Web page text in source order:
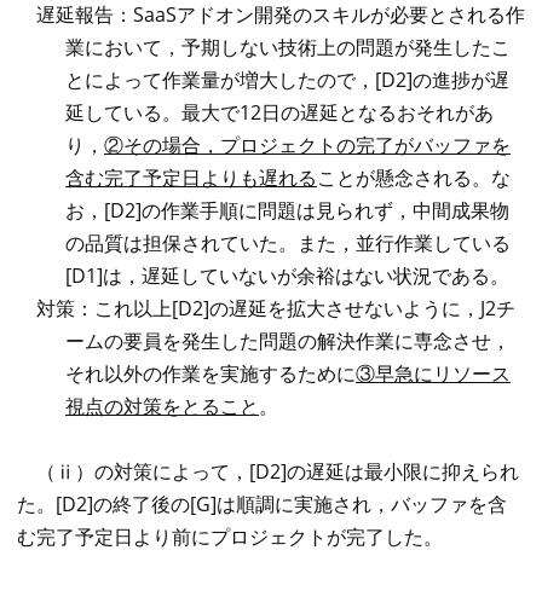
遅延報告：SaaSアドオン開発のスキルが必要とされる作
業において，予期しない技術上の問題が発生したこ
とによって作業量が増大したので，[D2]の進捗が遅
延している。最大で12日の遅延となるおそれがあ
り， ②その場合，プロジェクトの完了がバッファを
含む完了予定日よりも遅れることが懸念される。な
お，[D2]の作業手順に問題は見られず，中間成果物
の品質は担保されていた。また，並行作業している
[D1]は，遅延していないが余裕はない状況である。
対策：これ以上[D2]の遅延を拡大させないように，J2チ
ームの要員を発生した問題の解決作業に専念させ，
それ以外の作業を実施するために③早急にリソース
視点の対策をとること。
（ⅱ）の対策によって，[D2]の遅延は最小限に抑えられ
た。[D2]の終了後の[G]は順調に実施され，バッファを含
む完了予定日より前にプロジェクトが完了した。